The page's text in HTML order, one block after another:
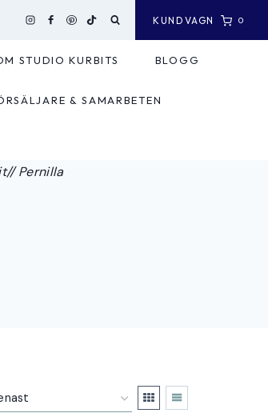
KUNDVAGN 0
STUDIO KURBITS BLOGG
& SAMARBETEN
Pernilla